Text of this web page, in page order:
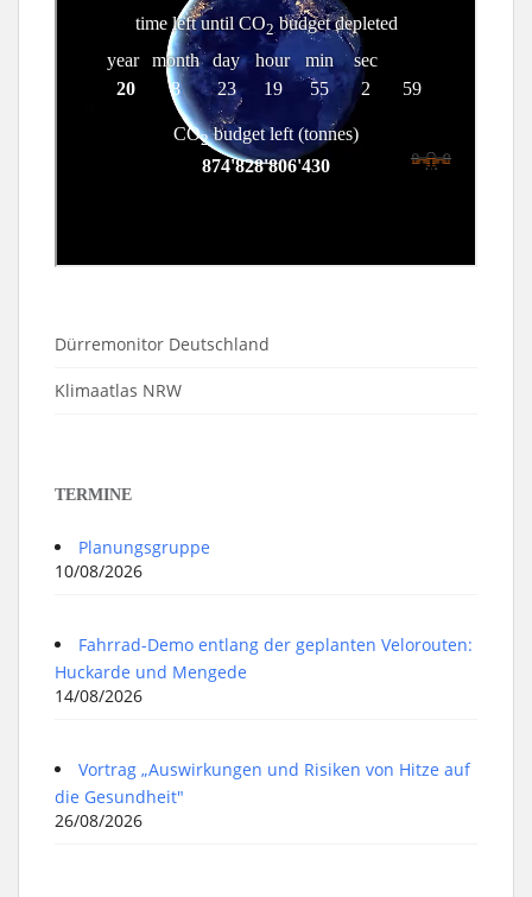
Dürremonitor Deutschland
Klimaatlas NRW
TERMINE
Planungsgruppe
10/08/2026
Fahrrad-Demo entlang der geplanten Velorouten:
Huckarde und Mengede
14/08/2026
Vortrag „Auswirkungen und Risiken von Hitze auf
die Gesundheit"
26/08/2026